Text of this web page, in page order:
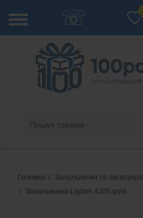
☏
Головна Запальнички та аксесуари
Запальничка Lighter 4205 gold